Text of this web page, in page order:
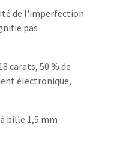
de l'imperfection
pas
carats, 50 % de
électronique,
bille 1,5 mm